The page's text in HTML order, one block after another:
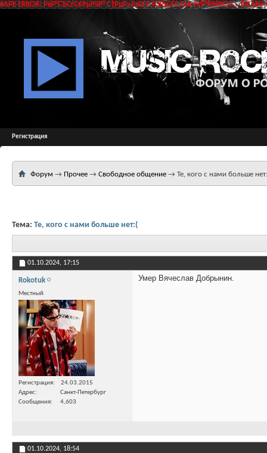
SAPE ERROR: РќР°СЂСѓС€РµРЅР° С†РµР»РѕСЃС‚РЅРѕСЃС‚СЊ РґР°РЅРЅС‹С…
Регистрация
Форум → Прочее → Свободное общение → Те, кого с нами больше
Тема: Те, кого с нами больше нет:(
01.10.2024, 17:15
Rokotuk
Местный
Регистрация
24.03.2015
Адрес
Санкт-Петербург
Сообщения
4,603
Умер Вячеслав Добрынин.
01.10.2024, 18:54